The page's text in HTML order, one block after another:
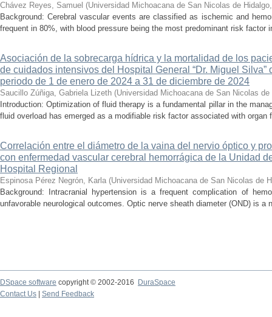
Chávez Reyes, Samuel (Universidad Michoacana de San Nicolas de Hidalgo
Background: Cerebral vascular events are classified as ischemic and
frequent in 80%, with blood pressure being the most predominant risk factor
Asociación de la sobrecarga hídrica y la mortalidad de los
de cuidados intensivos del Hospital General “Dr. Miguel
periodo de 1 de enero de 2024 a 31 de diciembre de 2024
Saucillo Zúñiga, Gabriela Lizeth (Universidad Michoacana de San Nicolas de
Introduction: Optimization of fluid therapy is a fundamental pillar in the
fluid overload has emerged as a modifiable risk factor associated with organ
Correlación entre el diámetro de la vaina del nervio óptico y
con enfermedad vascular cerebral hemorrágica de la Unidad
Hospital Regional
Espinosa Pérez Negrón, Karla (Universidad Michoacana de San Nicolas de
Background: Intracranial hypertension is a frequent complication of
unfavorable neurological outcomes. Optic nerve sheath diameter (OND) is a
DSpace software copyright © 2002-2016
DuraSpace
Contact Us
Send Feedback